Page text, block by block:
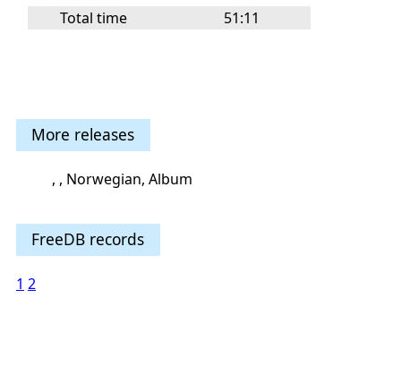
Total time
51:11
More releases
, , Norwegian, Album
FreeDB records
1 2